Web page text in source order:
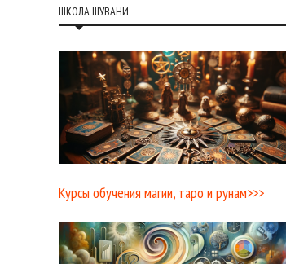
ШКОЛА ШУВАНИ
Курсы обучения магии, таро и рунам>>>